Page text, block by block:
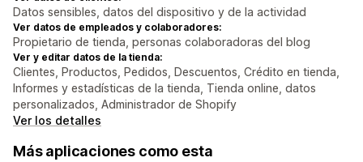
Datos sensibles, datos del dispositivo y de la actividad
Ver datos de empleados y colaboradores:
Propietario de tienda, personas colaboradoras del blog
Ver y editar datos de la tienda:
Clientes, Productos, Pedidos, Descuentos, Crédito en tienda,
Informes y estadísticas de la tienda, Tienda online, datos
personalizados, Administrador de Shopify
Ver los detalles
Más aplicaciones como esta